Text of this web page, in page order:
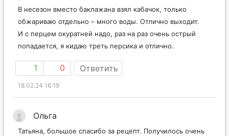
В несезон вместо баклажана взял кабачок, только
обжариваю отдельно – много воды. Отлично выходит.
И с перцем окуратней надо, раз на раз очень острый
попадается, я кидаю треть персика и отлично.
1 0 Ответить
18.02.24 16:19
Ольга
Татьяна, большое спасибо за рецепт. Получилось очень